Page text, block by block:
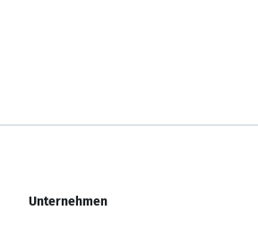
Unternehmen